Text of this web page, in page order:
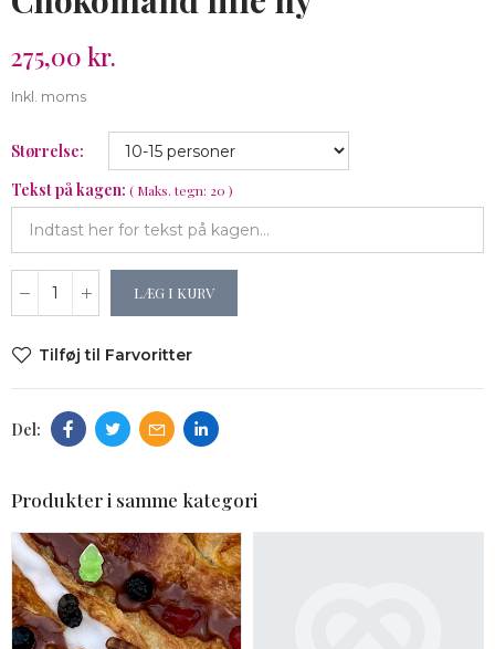
275,00 kr.
Inkl. moms
Størrelse
Tekst på kagen: ( Maks. tegn: 20 )
LÆG I KURV
Tilføj til Farvoritter
Produkter i samme kategori